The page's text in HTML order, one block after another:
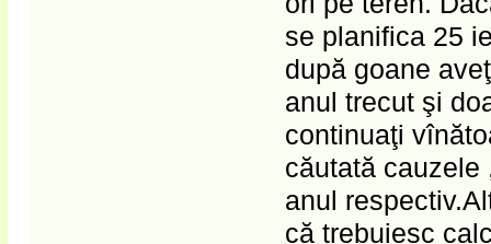
se planifica 25
după goane
anul trecut şi
continuaţi
căutată cauzele
anul
că trebuiesc